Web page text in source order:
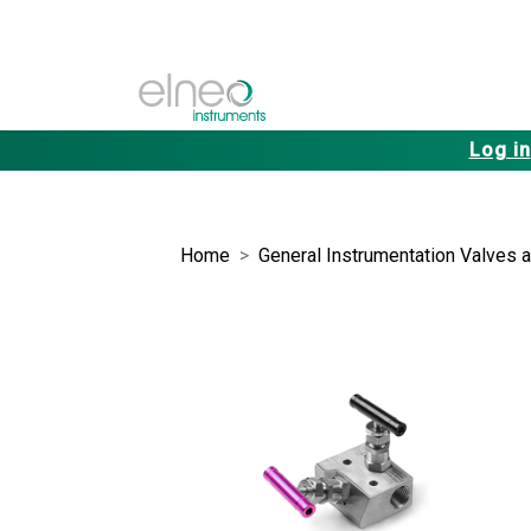
Log in
Home General Instrumentation Valves